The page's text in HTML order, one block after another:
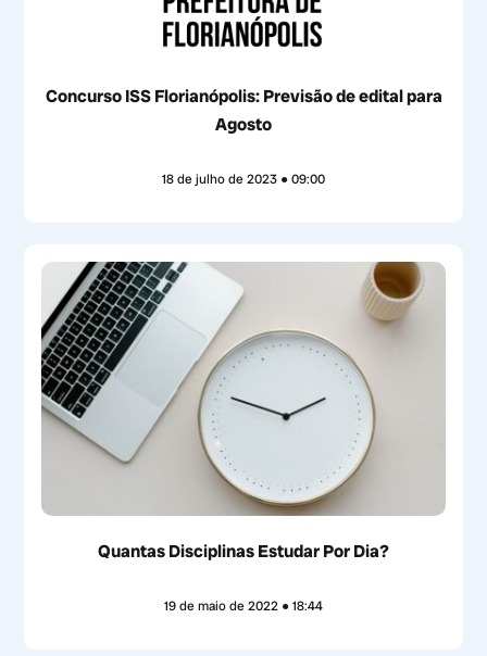
Concurso ISS Florianópolis: Previsão de edital para
Agosto
18 de julho de 2023 09:00
Quantas Disciplinas Estudar Por Dia?
19 de maio de 2022 18:44